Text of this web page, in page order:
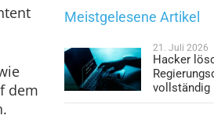
dem
Meistgelesene Artikel
21. Juli 2026
Hacker
vollständig